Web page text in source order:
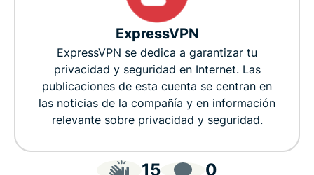
ExpressVPN
ExpressVPN se dedica a garantizar tu
privacidad y seguridad en Internet. Las
publicaciones de esta cuenta se centran en
las noticias de la compañía y en información
relevante sobre privacidad y seguridad.
15 0